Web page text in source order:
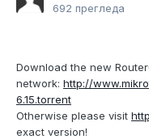
692 прегледа
Download the new
network: http://
6.15.torrent
Otherwise please visit
exact version!